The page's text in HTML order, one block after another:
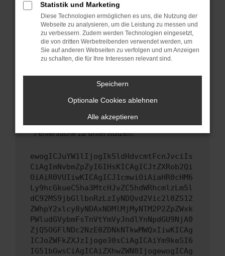
Betriebssystem auf dem neuesten Stand
sind.
Veraltete Software birgt nicht nur ein
Sicherheitsrisiko, sondern kann auch dazu
führen, dass bestimmte Funktionen nicht mehr
unterstützt werden.
Wende dich an den Webseitenbetreiber.
Wenn du alle oben genannten Schritte versucht
hast, kontaktiere uns bitte. Wir werden
uns diesen Text schicken, um uns bei der
Fehlersuche zu unterstützen:
ewogICJuYW1lIjogIk5ldHdvcmtFcnJvciIs
CiAgImNvbmZpZyI6IHsKICAgICJtZXRob2Qi
OiAiR0VUIiwKICAgICJ1cmwiOiAiaHR0cHM6
Ly9hcGkueC5ha3MtcHJvZC5hdWRhcmlzLm5l
dC92MS9jbGllbnRzLzIyNDQvd2Vic2l0ZS12
ZWhpY2xlcy8yNDAxNDMlMjMyNTM2P2ZpZWxk
PWludGVybmFsTnVtYmVyJndlYnNpdGU9NjA0
ZjQ5OGFlNDc2NzE0ZDNkNTkwMWQxIiwKICAg
ICJoZWFkZXJzIjoge30sCiAgICAiYm9keSI6
IG51bGwsCiAgICAiZXhwZWN0IjogewogICAg
Statistik und Marketing
Diese Technologien ermöglichen es uns, die Nutzung der
Webseite zu analysieren, um die Leistung zu messen und
zu verbessern. Zudem werden Technologien eingesetzt,
die von dritten Werbetreibenden verwendet werden, um
Sie auf anderen Webseiten zu verfolgen und um Anzeigen
zu schalten, die für Ihre Interessen relevant sind.
Speichern
Optionale Cookies ablehnen
Alle akzeptieren